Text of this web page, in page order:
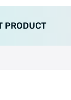
PRODUCT